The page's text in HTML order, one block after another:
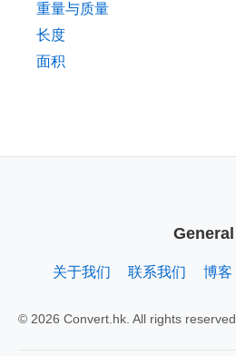
重量与质量
长度
面积
General
关于我们 联系我们 博客
© 2026 Convert.hk. All rights reserved.